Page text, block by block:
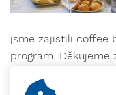
jsme zajistili coffee
program. Děkujeme